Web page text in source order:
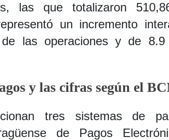
las que totalizaron
un incremento
las operaciones y de
y las cifras según el
tres sistemas de
de Pagos